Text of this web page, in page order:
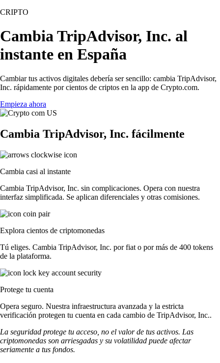
CRIPTO
Cambia TripAdvisor, Inc. al
instante en España
Cambiar tus activos digitales debería ser sencillo: cambia TripAdvisor,
Inc. rápidamente por cientos de criptos en la app de Crypto.com.
Empieza ahora
Cambia TripAdvisor, Inc. fácilmente
Cambia casi al instante
Cambia TripAdvisor, Inc. sin complicaciones. Opera con nuestra
interfaz simplificada. Se aplican diferenciales y otras comisiones.
Explora cientos de criptomonedas
Tú eliges. Cambia TripAdvisor, Inc. por fiat o por más de 400 tokens
de la plataforma.
Protege tu cuenta
Opera seguro. Nuestra infraestructura avanzada y la estricta
verificación protegen tu cuenta en cada cambio de TripAdvisor, Inc..
La seguridad protege tu acceso, no el valor de tus activos. Las
criptomonedas son arriesgadas y su volatilidad puede afectar
seriamente a tus fondos.